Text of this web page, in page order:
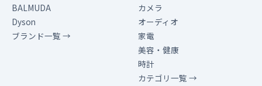
BALMUDA
Dyson
ブランド一覧 →
カメラ
オーディオ
家電
美容・健康
時計
カテゴリ一覧 →